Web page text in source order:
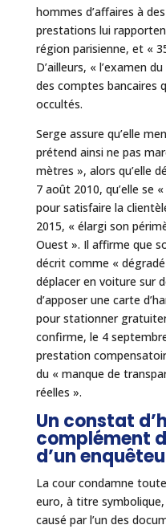
hommes d’affaires à
prestations lui
région parisienne, et «
D’ailleurs, « l’examen
des comptes bancaires
occultés.
Serge assure qu’elle
prétend ainsi ne pas
mètres », alors qu’elle
7 août 2010, qu’elle se
pour satisfaire la
2015, « élargi son
Ouest ». Il affirme que
décrit comme « dégradé
déplacer en voiture sur
d’apposer une carte
pour stationner
confirme, le 4
prestation
du « manque de
réelles ».
Un constat
complément
d’un
La cour condamne
euro, à titre
causé par l’un des